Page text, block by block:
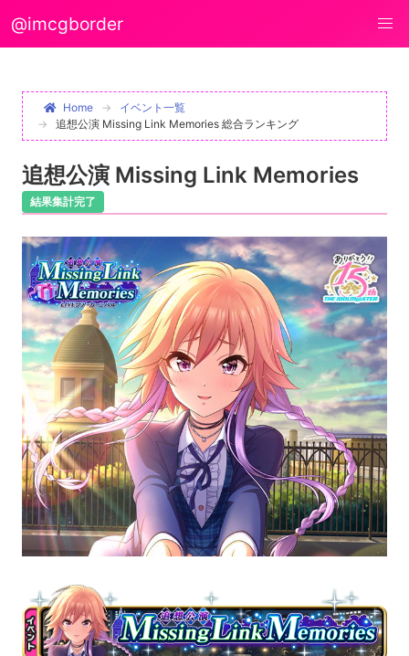
@imcgborder
Home
イベント一覧
追想公演 Missing Link Memories 総合ランキング
追想公演 Missing Link Memories
結果集計完了